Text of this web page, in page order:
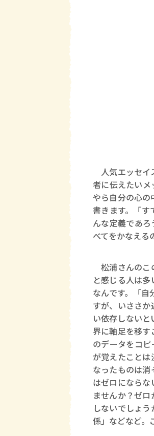
人気エッセイ
者に伝えたいメ
やら自分の心
書きます。「す
んな定義であ
べてをかなえる
松浦さんのこ
と感じる人は
なんです。「
すが、いささ
い依存しない
界に軸足を移
のデータをコ
が覚えたことは
なったものは
はゼロになら
ませんか？ゼ
しないでしょ
係」などなど。